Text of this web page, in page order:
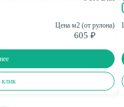
Цена м2 (от рулона)
605 ₽
клик